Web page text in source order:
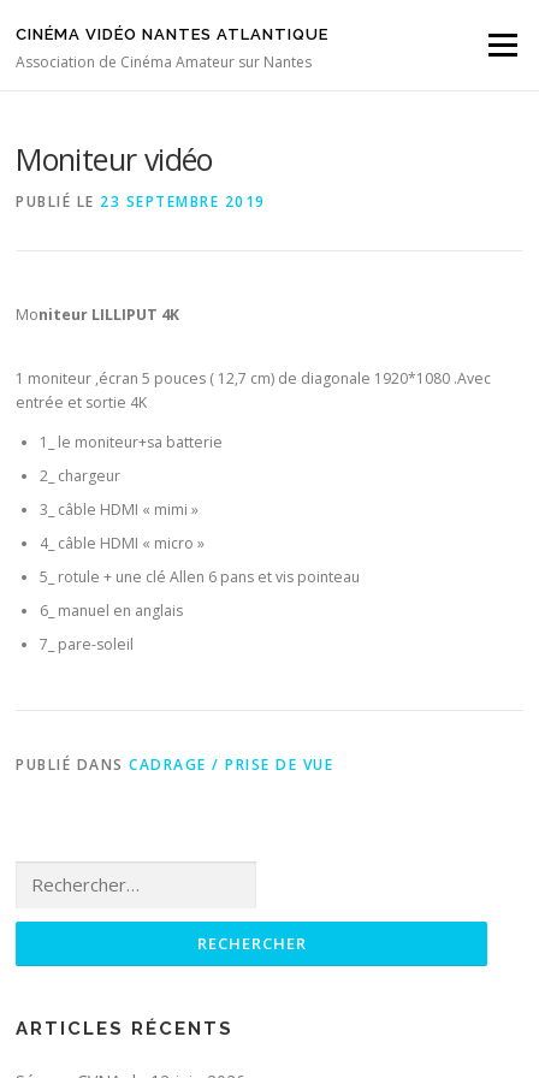
CINÉMA VIDÉO NANTES ATLANTIQUE
Association de Cinéma Amateur sur Nantes
Menu
Moniteur vidéo
PUBLIÉ LE 23 SEPTEMBRE 2019
Moniteur LILLIPUT 4K
1 moniteur ,écran 5 pouces ( 12,7 cm) de diagonale 1920*1080 .Avec
entrée et sortie 4K
1_ le moniteur+sa batterie
2_ chargeur
3_ câble HDMI « mimi »
4_ câble HDMI « micro »
5_ rotule + une clé Allen 6 pans et vis pointeau
6_ manuel en anglais
7_ pare-soleil
PUBLIÉ DANSCADRAGE / PRISE DE VUE
ARTICLES RÉCENTS